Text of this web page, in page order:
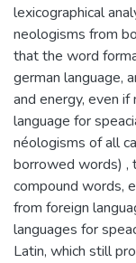
lexicographical
neologisms from
that the word
german language,
and energy, even
language for
néologisms of all
borrowed words) ,
compound words,
from foreign
languages for
Latin, which still